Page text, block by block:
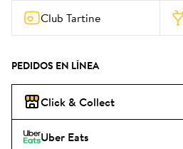
Club Tartine
PEDIDOS EN LÍNEA
Click & Collect
Uber Eats